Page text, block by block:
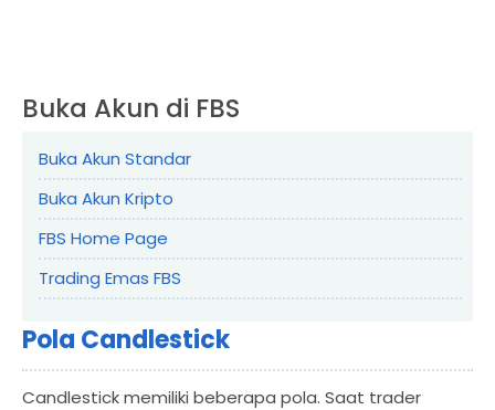
Buka Akun di FBS
Buka Akun Standar
Buka Akun Kripto
FBS Home Page
Trading Emas FBS
Pola Candlestick
Candlestick memiliki beberapa pola. Saat trader